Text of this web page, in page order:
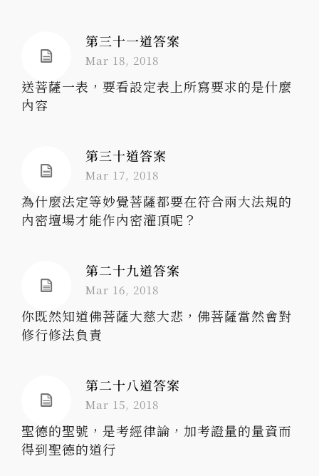
第三十一道答案
Mar 18, 2018
送菩薩一表，要看設定表上所寫要求的是什麼
內容
第三十道答案
Mar 17, 2018
為什麼法定等妙覺菩薩都要在符合兩大法規的
內密壇場才能作內密灌頂呢？
第二十九道答案
Mar 16, 2018
你既然知道佛菩薩大慈大悲，佛菩薩當然會對
修行修法負責
第二十八道答案
Mar 15, 2018
聖德的聖號，是考經律論，加考證量的量資而
得到聖德的道行